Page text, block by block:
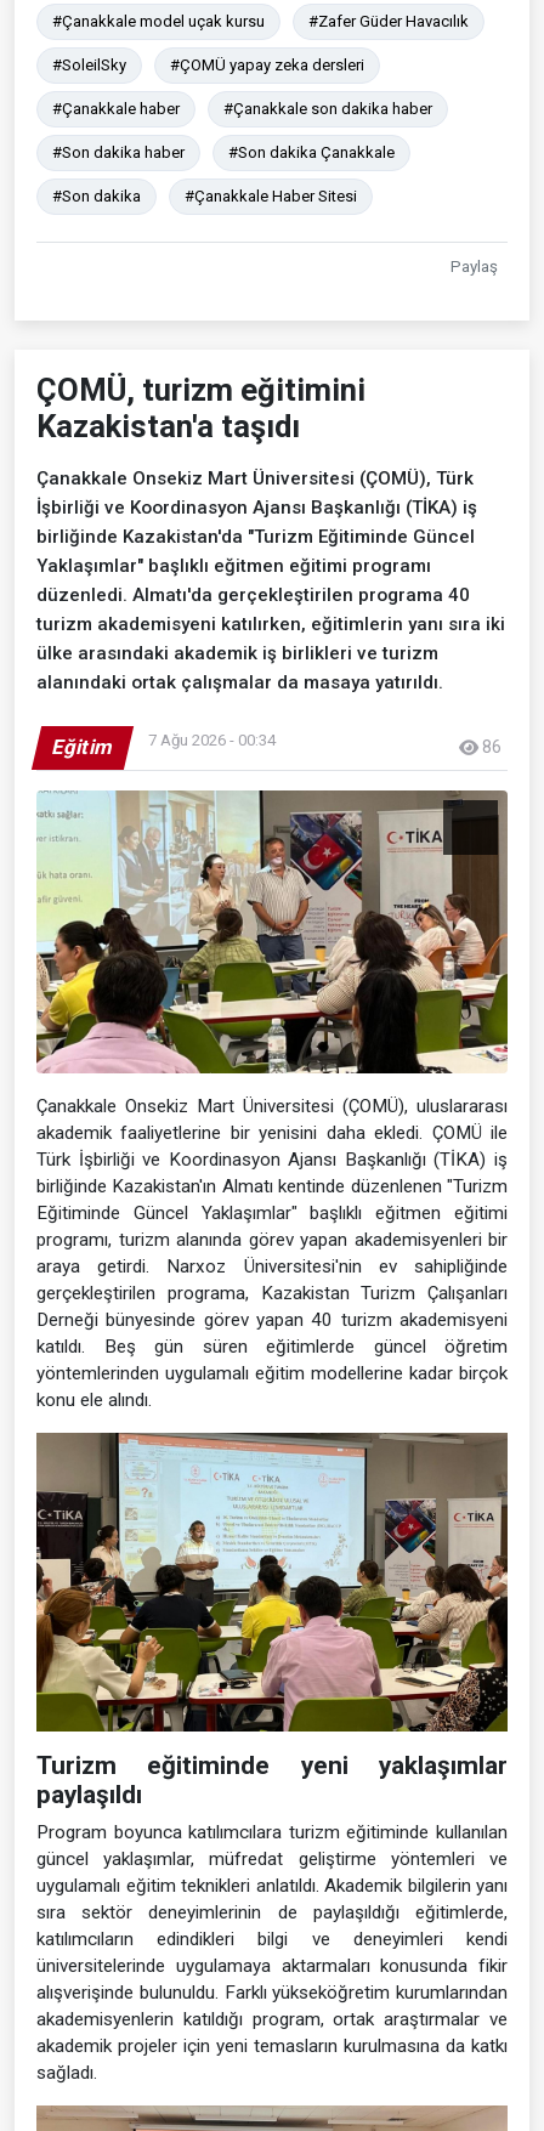
#Çanakkale model uçak kursu #Zafer Güder Havacılık
#SoleilSky #ÇOMÜ yapay zeka dersleri
#Çanakkale haber #Çanakkale son dakika haber
#Son dakika haber #Son dakika Çanakkale
#Son dakika #Çanakkale Haber Sitesi
Paylaş
ÇOMÜ, turizm eğitimini
Kazakistan'a taşıdı
Çanakkale Onsekiz Mart Üniversitesi (ÇOMÜ), Türk
İşbirliği ve Koordinasyon Ajansı Başkanlığı (TİKA) iş
birliğinde Kazakistan'da "Turizm Eğitiminde Güncel
Yaklaşımlar" başlıklı eğitmen eğitimi programı
düzenledi. Almatı'da gerçekleştirilen programa 40
turizm akademisyeni katılırken, eğitimlerin yanı sıra iki
ülke arasındaki akademik iş birlikleri ve turizm
alanındaki ortak çalışmalar da masaya yatırıldı.
Eğitim 7 Ağu 2026 - 00:34 86
Çanakkale Onsekiz Mart Üniversitesi (ÇOMÜ), uluslararası
akademik faaliyetlerine bir yenisini daha ekledi. ÇOMÜ ile
Türk İşbirliği ve Koordinasyon Ajansı Başkanlığı (TİKA) iş
birliğinde Kazakistan'ın Almatı kentinde düzenlenen "Turizm
Eğitiminde Güncel Yaklaşımlar" başlıklı eğitmen eğitimi
programı, turizm alanında görev yapan akademisyenleri bir
araya getirdi. Narxoz Üniversitesi'nin ev sahipliğinde
gerçekleştirilen programa, Kazakistan Turizm Çalışanları
Derneği bünyesinde görev yapan 40 turizm akademisyeni
katıldı. Beş gün süren eğitimlerde güncel öğretim
yöntemlerinden uygulamalı eğitim modellerine kadar birçok
konu ele alındı.
Turizm eğitiminde yeni yaklaşımlar
paylaşıldı
Program boyunca katılımcılara turizm eğitiminde kullanılan
güncel yaklaşımlar, müfredat geliştirme yöntemleri ve
uygulamalı eğitim teknikleri anlatıldı. Akademik bilgilerin yanı
sıra sektör deneyimlerinin de paylaşıldığı eğitimlerde,
katılımcıların edindikleri bilgi ve deneyimleri kendi
üniversitelerinde uygulamaya aktarmaları konusunda fikir
alışverişinde bulunuldu. Farklı yükseköğretim kurumlarından
akademisyenlerin katıldığı program, ortak araştırmalar ve
akademik projeler için yeni temasların kurulmasına da katkı
sağladı.